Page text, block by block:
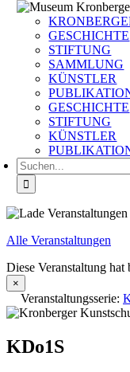
GESCHICHTE
STIFTUNG
SAMMLUNG
KÜNSTLER
GESCHICHTE
STIFTUNG
KÜNSTLER
Suche
nach:
Alle Veranstaltungen
Diese Veranstaltung hat
×
Veranstaltungsserie:
KDo1S